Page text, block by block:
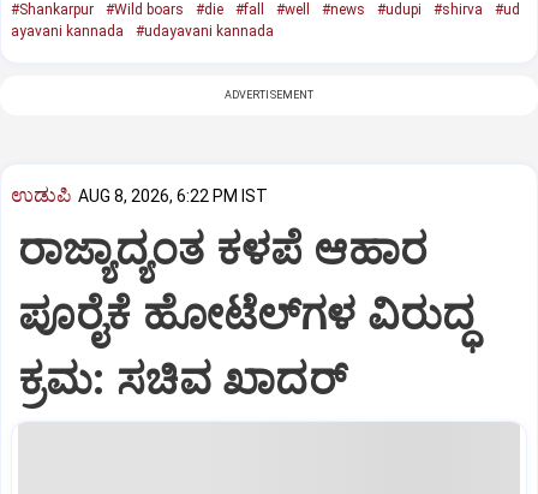
#Shankarpur #Wild boars #die #fall #well #news #udupi #shirva
#ud
ayavani kannada
#udayavani kannada
ADVERTISEMENT
ಉಡುಪಿ AUG 8, 2026, 6:22 PM IST
ರಾಜ್ಯಾದ್ಯಂತ ಕಳಪೆ ಆಹಾರ
ಪೂರೈಕೆ ಹೋಟೆಲ್‌ಗಳ ವಿರುದ್ಧ
ಕ್ರಮ: ಸಚಿವ ಖಾದರ್